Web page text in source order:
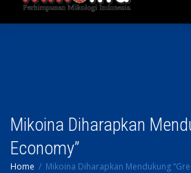
Mikoina Diharapkan
Economy”
Home
Mikoina Diharapkan Mendukung